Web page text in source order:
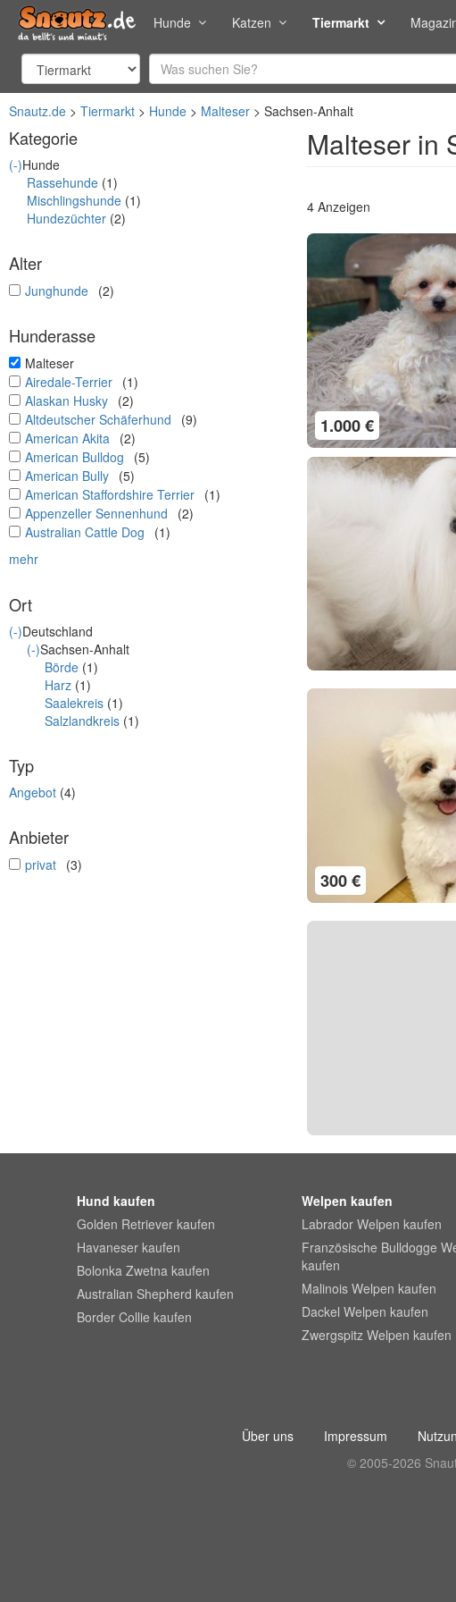
Hunde Katzen Tiermarkt
Snautz.de Tiermarkt Hunde Malteser Sachsen-Anhalt
Kategorie
(-)Hunde
Rassehunde (1)
Mischlingshunde (1)
Hundezüchter (2)
Alter
undefined
Junghunde (2)
Hunderasse
undefined
Malteser
undefined
Airedale-Terrier (1)
undefined
Alaskan Husky (2)
undefined
Altdeutscher Schäferhund
(9)
undefined
American Akita (2)
undefined
American Bulldog
(5)
undefined
American Bully (5)
undefined
American Staffordshire Terrier (1)
undefined
Appenzeller Sennenhund
(2)
undefined
Australian Cattle Dog
(1)
mehr
Ort
(-)Deutschland
(-)Sachsen-Anhalt
Börde (1)
Harz (1)
Saalekreis (1)
Salzlandkreis (1)
Typ
Angebot (4)
Anbieter
undefined
privat (3)
Malteser in
4 Anzeigen
1.000 €
300 €
Hund kaufen
Golden Retriever kaufen
Havaneser kaufen
Bolonka Zwetna kaufen
Australian Shepherd kaufen
Border Collie kaufen
Welpen kaufen
Labrador Welpen kaufen
Französische Bulldogge
kaufen
Malinois Welpen kaufen
Dackel Welpen kaufen
Zwergspitz Welpen kaufen
Über uns Impressum
© 2005-2026